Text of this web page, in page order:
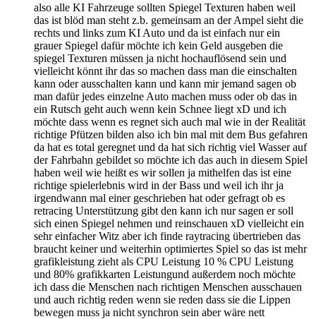
also alle KI Fahrzeuge sollten Spiegel Texturen haben weil
das ist blöd man steht z.b. gemeinsam an der Ampel sieht die
rechts und links zum KI Auto und da ist einfach nur ein
grauer Spiegel dafür möchte ich kein Geld ausgeben die
spiegel Texturen müssen ja nicht hochauflösend sein und
vielleicht könnt ihr das so machen dass man die einschalten
kann oder ausschalten kann und kann mir jemand sagen ob
man dafür jedes einzelne Auto machen muss oder ob das in
ein Rutsch geht auch wenn kein Schnee liegt xD und ich
möchte dass wenn es regnet sich auch mal wie in der Realität
richtige Pfützen bilden also ich bin mal mit dem Bus gefahren
da hat es total geregnet und da hat sich richtig viel Wasser auf
der Fahrbahn gebildet so möchte ich das auch in diesem Spiel
haben weil wie heißt es wir sollen ja mithelfen das ist eine
richtige spielerlebnis wird in der Bass und weil ich ihr ja
irgendwann mal einer geschrieben hat oder gefragt ob es
retracing Unterstützung gibt den kann ich nur sagen er soll
sich einen Spiegel nehmen und reinschauen xD vielleicht ein
sehr einfacher Witz aber ich finde raytracing übertrieben das
braucht keiner und weiterhin optimiertes Spiel so das ist mehr
grafikleistung zieht als CPU Leistung 10 % CPU Leistung
und 80% grafikkarten Leistungund außerdem noch möchte
ich dass die Menschen nach richtigen Menschen ausschauen
und auch richtig reden wenn sie reden dass sie die Lippen
bewegen muss ja nicht synchron sein aber wäre nett